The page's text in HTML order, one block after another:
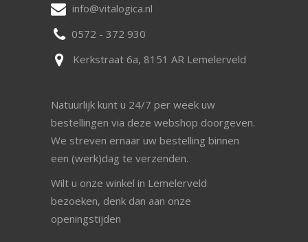
info@vitalogica.nl
0572 - 372 930
Kerkstraat 6a, 8151 AR Lemelerveld
Natuurlijk kunt u 24/7 per week uw
bestellingen via deze webshop doorgeven.
We streven ernaar uw bestelling binnen
een (werk)dag te verzenden.
Wilt u onze winkel in Lemelerveld
bezoeken, denk dan aan onze
openingstijden